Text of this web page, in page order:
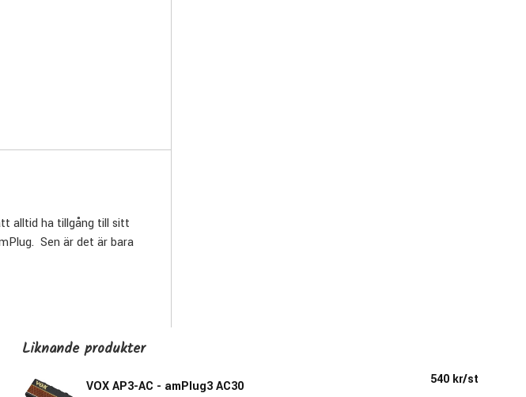
alltid ha tillgång till sitt
Sen är det är bara
Watts Brittisk
(kanal 2) har "den där"
man vill träna sin tajming,
Liknande produkter
VOX AP3-AC - amPlug3 AC30 540 kr/st